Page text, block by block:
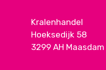
Kralenhandel
Hoeksedijk 58
3299 AH Maasdam